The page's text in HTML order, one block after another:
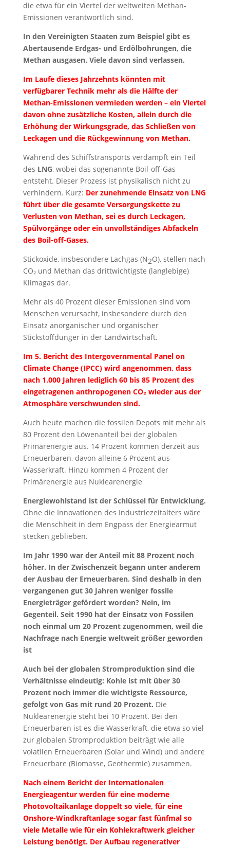
die etwa für ein Viertel der weltweiten Methan-
Emissionen verantwortlich sind.
In den Vereinigten Staaten zum Beispiel gibt es
Abertausende Erdgas- und Erdölbohrungen, die
Methan ausgasen. Viele davon sind verlassen.
Im Laufe dieses Jahrzehnts könnten mit
verfügbarer Technik mehr als die Hälfte der
Methan-Emissionen vermieden werden – ein Viertel
davon ohne zusätzliche Kosten, allein durch die
Erhöhung der Wirkungsgrade, das Schließen von
Leckagen und die Rückgewinnung von Methan.
Während des Schiffstransports verdampft ein Teil
des LNG, wobei das sogenannte Boil-off-Gas
entsteht. Dieser Prozess ist physikalisch nicht zu
verhindern. Kurz: Der zunehmende Einsatz von LNG
führt über die gesamte Versorgungskette zu
Verlusten von Methan, sei es durch Leckagen,
Spülvorgänge oder ein unvollständiges Abfackeln
des Boil-off-Gases.
Stickoxide, insbesondere Lachgas (N2O), stellen nach
CO₂ und Methan das drittwichtigste (langlebige)
Klimagas dar.
Mehr als 40 Prozent dieser Emissionen sind vom
Menschen verursacht, insbesondere durch den
Einsatz anorganischer und organischer
Stickstoffdünger in der Landwirtschaft.
Im 5. Bericht des Intergovernmental Panel on
Climate Change (IPCC) wird angenommen, dass
nach 1.000 Jahren lediglich 60 bis 85 Prozent des
eingetragenen anthropogenen CO₂ wieder aus der
Atmosphäre verschwunden sind.
Auch heute machen die fossilen Depots mit mehr als
80 Prozent den Löwenanteil bei der globalen
Primärenergie aus. 14 Prozent kommen derzeit aus
Erneuerbaren, davon alleine 6 Prozent aus
Wasserkraft. Hinzu kommen 4 Prozent der
Primärenergie aus Nuklearenergie
Energiewohlstand ist der Schlüssel für Entwicklung.
Ohne die Innovationen des Industriezeitalters wäre
die Menschheit in dem Engpass der Energiearmut
stecken geblieben.
Im Jahr 1990 war der Anteil mit 88 Prozent noch
höher. In der Zwischenzeit begann unter anderem
der Ausbau der Erneuerbaren. Sind deshalb in den
vergangenen gut 30 Jahren weniger fossile
Energieträger gefördert worden? Nein, im
Gegenteil. Seit 1990 hat der Einsatz von Fossilen
noch einmal um 20 Prozent zugenommen, weil die
Nachfrage nach Energie weltweit größer geworden
ist
Auch bei der globalen Stromproduktion sind die
Verhältnisse eindeutig: Kohle ist mit über 30
Prozent noch immer die wichtigste Ressource,
gefolgt von Gas mit rund 20 Prozent. Die
Nuklearenergie steht bei 10 Prozent. Bei den
Erneuerbaren ist es die Wasserkraft, die etwa so viel
zur globalen Stromproduktion beiträgt wie alle
volatilen Erneuerbaren (Solar und Wind) und andere
Erneuerbare (Biomasse, Geothermie) zusammen.
Nach einem Bericht der Internationalen
Energieagentur werden für eine moderne
Photovoltaikanlage doppelt so viele, für eine
Onshore-Windkraftanlage sogar fast fünfmal so
viele Metalle wie für ein Kohlekraftwerk gleicher
Leistung benötigt. Der Aufbau regenerativer